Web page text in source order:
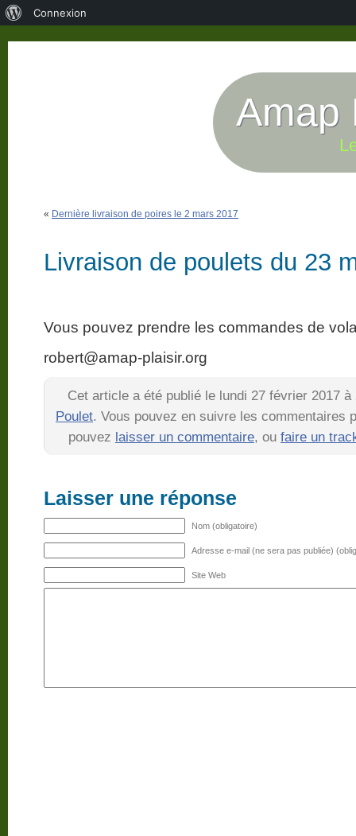
Amap
« Dernière livraison de poires le 2 mars 2017
Livraison de poulets du 23
Vous pouvez prendre les commandes de
robert@amap-plaisir.org
Cet article a été publié le lundi 27 février 2017
Poulet. Vous pouvez en suivre les commentaires
pouvez laisser un commentaire, ou faire un
Laisser une réponse
Nom (obligatoire)
Adresse e-mail (ne sera pas publiée)
Site Web
Connexion